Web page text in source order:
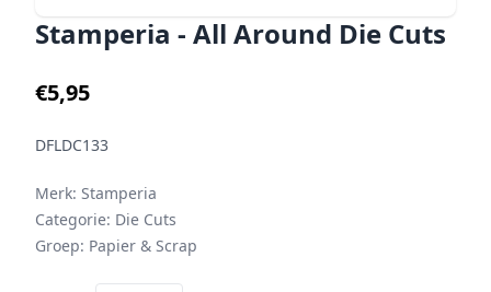
Stamperia - All Around Die Cuts
€5,95
DFLDC133
Merk: Stamperia
Categorie: Die Cuts
Groep: Papier & Scrap